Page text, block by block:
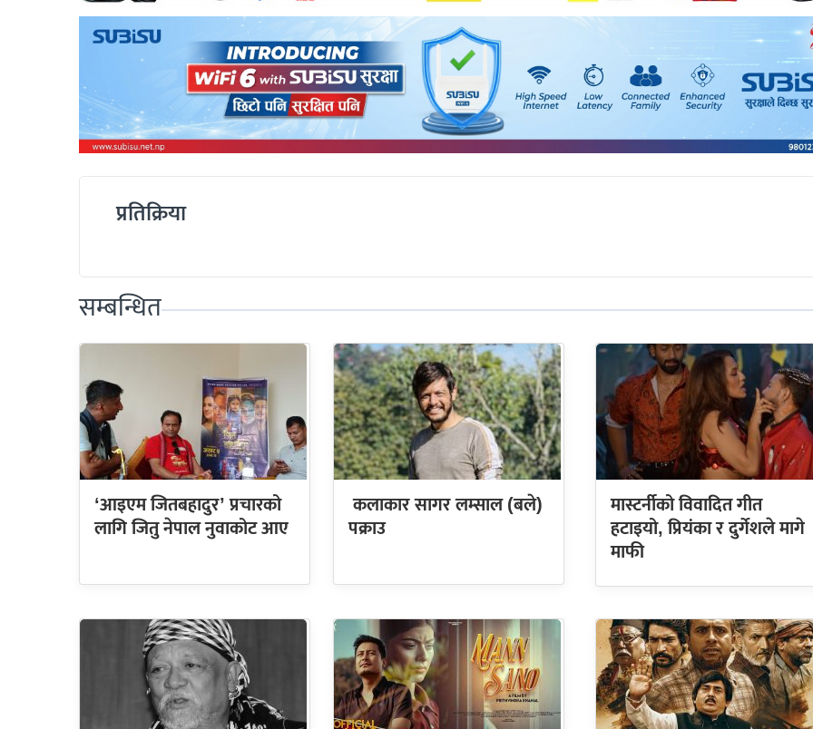
प्रतिक्रिया
सम्बन्धित
मास्टर्नीको विवादित गीत
हटाइयो, प्रियंका र दुर्गेशले मागे
माफी
‘आइएम जितबहादुर’ प्रचारको
लागि जितु नेपाल नुवाकोट आए
कलाकार सागर लम्साल (बले)
पक्राउ